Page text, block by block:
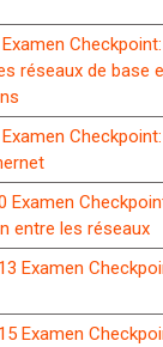
réseaux de base
Examen
entre les réseaux
Examen
Examen